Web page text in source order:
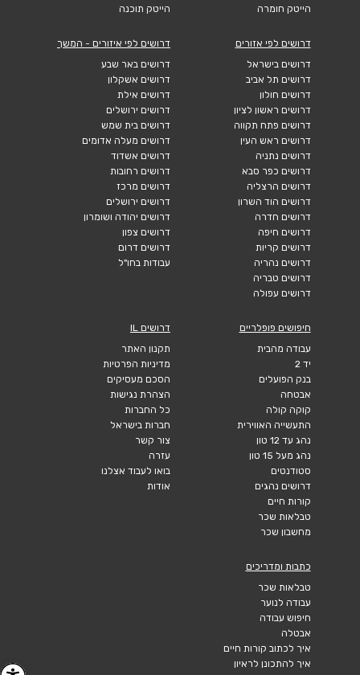
הייטק חומרה
הייטק תוכנה
דרושים לפי אזורים
דרושים בישראל
דרושים תל אביב
דרושים חולון
דרושים ראשון לציון
דרושים פתח תקווה
דרושים ראש העין
דרושים נתניה
דרושים כפר סבא
דרושים הרצליה
דרושים הוד השרון
דרושים חדרה
דרושים חיפה
דרושים קריות
דרושים נהריה
דרושים טבריה
דרושים עפולה
דרושים לפי איזורים - המשך
דרושים באר שבע
דרושים אשקלון
דרושים אילת
דרושים ירושלים
דרושים בית שמש
דרושים מעלה אדומים
דרושים אשדוד
דרושים רחובות
דרושים מרכז
דרושים ירושלים
דרושים יהודה ושומרון
דרושים צפון
דרושים דרום
עבודות בחו"ל
חיפושים פופלריים
עבודה מהבית
יד 2
בנק הפועלים
אבטחה
קוקה קולה
התעשייה האווירית
נהג עד 12 טון
נהג מעל 15 טון
סטודנטים
דרושים נהגים
קורות חיים
טבלאות שכר
מחשבון שכר
דרושים IL
תקנון האתר
מדיניות הפרטיות
הסכם מעסיקים
הצהרת נגישות
כל החברות
חברות בישראל
צור קשר
עזרה
בואו לעבוד אצלנו
אודות
כתבות ומדריכים
טבלאות שכר
עבודה לנוער
חיפוש עבודה
אבטלה
איך לכתוב קורות חיים
איך להתכונן לראיון